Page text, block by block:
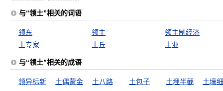
与“领土”相关的词语
领东 领主
领主制经济
土专家
土丘 土业
与“领土”相关的成语
领异标新 土偶蒙金 土八路 土包子 土埋半截 土壤